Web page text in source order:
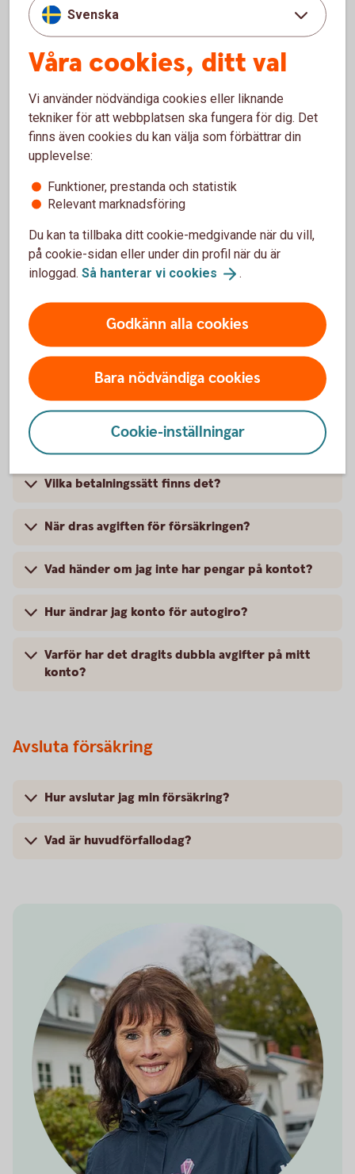
Varför behöver du en hemförsäkring?
Vad är viktigt att tänka på när man väljer
hemförsäkring?
Hur tecknar jag en försäkring?
Hur ändrar jag min försäkring?
Hur anmäler jag en skada?
Måste man ha en hemförsäkring?
Vilken hemförsäkring ska man ha?
Betalningar
Vilka betalningssätt finns det?
När dras avgiften för försäkringen?
Vad händer om jag inte har pengar på kontot?
Hur ändrar jag konto för autogiro?
Varför har det dragits dubbla avgifter på mitt
konto?
Avsluta försäkring
Hur avslutar jag min försäkring?
Vad är huvudförfallodag?
Svenska
Våra cookies, ditt val
Vi använder nödvändiga cookies eller liknande
tekniker för att webbplatsen ska fungera för dig. Det
finns även cookies du kan välja som förbättrar din
upplevelse:
Funktioner, prestanda och statistik
Relevant marknadsföring
Du kan ta tillbaka ditt cookie-medgivande när du vill,
på cookie-sidan eller under din profil när du är
inloggad. Så hanterar vi cookies .
Godkänn alla cookies
Bara nödvändiga cookies
Cookie-inställningar